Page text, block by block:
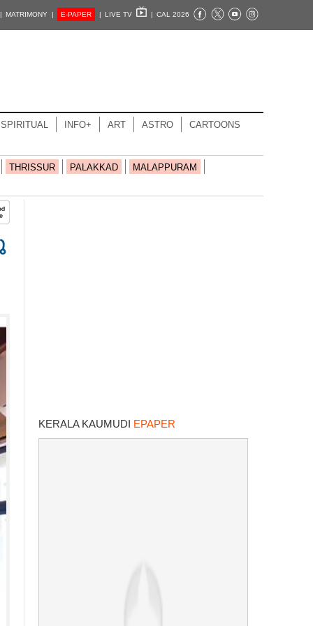
| MATRIMONY | E-PAPER | LIVE TV | CAL 2026
SPIRITUAL INFO+ ART ASTRO CARTOONS
THRISSUR PALAKKAD
MALAPPURAM
KERALA KAUMUDI EPAPER